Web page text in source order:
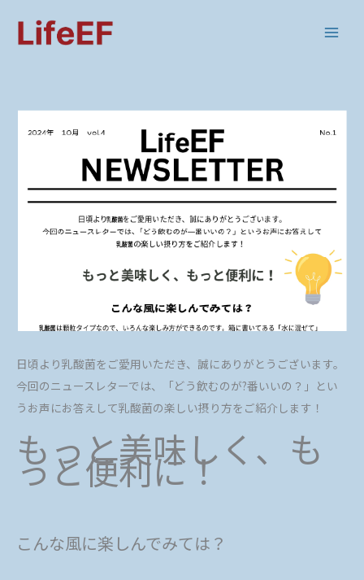
日頃より乳酸菌をご愛用いただき、誠にありがとうございます。
今回のニュースレターでは、「どう飲むのが?番いいの？」とい
うお声にお答えして乳酸菌の楽しい摂り方をご紹介します！
もっと美味しく、も
っと便利に！
こんな風に楽しんでみては？